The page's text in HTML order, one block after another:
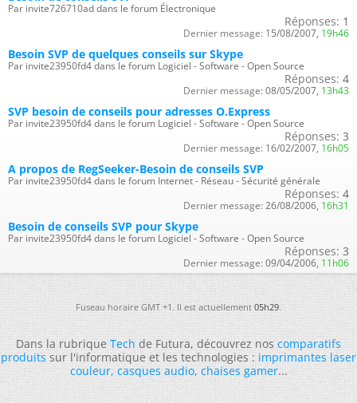
Par invite726710ad dans le forum Électronique
Réponses: 1
Dernier message: 15/08/2007, 19h46
Besoin SVP de quelques conseils sur Skype
Par invite23950fd4 dans le forum Logiciel - Software - Open Source
Réponses: 4
Dernier message: 08/05/2007, 13h43
SVP besoin de conseils pour adresses O.Express
Par invite23950fd4 dans le forum Logiciel - Software - Open Source
Réponses: 3
Dernier message: 16/02/2007, 16h05
A propos de RegSeeker-Besoin de conseils SVP
Par invite23950fd4 dans le forum Internet - Réseau - Sécurité générale
Réponses: 4
Dernier message: 26/08/2006, 16h31
Besoin de conseils SVP pour Skype
Par invite23950fd4 dans le forum Logiciel - Software - Open Source
Réponses: 3
Dernier message: 09/04/2006, 11h06
Fuseau horaire GMT +1. Il est actuellement05h29.
Dans la rubriqueTechde Futura, découvrez noscomparatifs
produitssur l'informatique et les technologies :imprimantes laser
couleur,casques audio,chaises gamer...